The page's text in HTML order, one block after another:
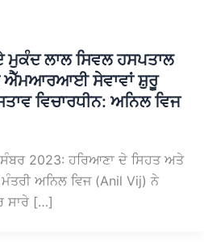
ਮੁਕੰਦ ਲਾਲ ਸਿਵਲ ਹਸਪਤਾਲ
ਐੱਮਆਰਆਈ ਸੇਵਾਵਾਂ ਸ਼ੁਰੂ
ਵਿਚਾਰਧੀਨ: ਅਨਿਲ ਵਿਜ
2023: ਹਰਿਆਣਾ ਦੇ ਸਿਹਤ ਅਤੇ
ਅਨਿਲ ਵਿਜ (Anil Vij) ਨੇ
ਸਾਰੇ […]